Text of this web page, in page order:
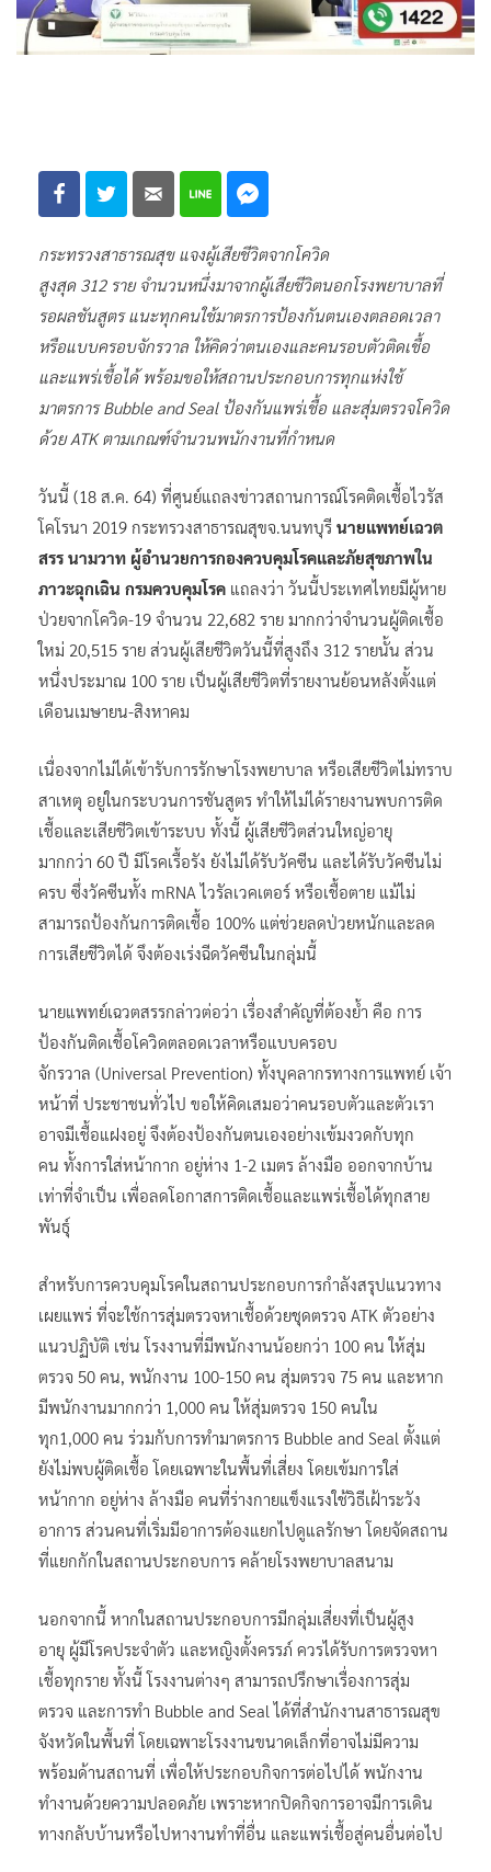
กระทรวงสาธารณสุข แจงผู้เสียชีวิตจากโควิด
สูงสุด 312 ราย จำนวนหนึ่งมาจากผู้เสียชีวิตนอกโรงพยาบาลที่
รอผลชันสูตร แนะทุกคนใช้มาตรการป้องกันตนเองตลอดเวลา
หรือแบบครอบจักรวาล ให้คิดว่าตนเองและคนรอบตัวติดเชื้อ
และแพร่เชื้อได้ พร้อมขอให้สถานประกอบการทุกแห่งใช้
มาตรการ Bubble and Seal ป้องกันแพร่เชื้อ และสุ่มตรวจโควิด
ด้วย ATK ตามเกณฑ์จำนวนพนักงานที่กำหนด
วันนี้ (18 ส.ค. 64) ที่ศูนย์แถลงข่าวสถานการณ์โรคติดเชื้อไวรัส
โคโรนา 2019 กระทรวงสาธารณสุขจ.นนทบุรี นายแพทย์เฉวต
สรร นามวาท ผู้อำนวยการกองควบคุมโรคและภัยสุขภาพใน
ภาวะฉุกเฉิน กรมควบคุมโรค แถลงว่า วันนี้ประเทศไทยมีผู้หาย
ป่วยจากโควิด-19 จำนวน 22,682 ราย มากกว่าจำนวนผู้ติดเชื้อ
ใหม่ 20,515 ราย ส่วนผู้เสียชีวิตวันนี้ที่สูงถึง 312 รายนั้น ส่วน
หนึ่งประมาณ 100 ราย เป็นผู้เสียชีวิตที่รายงานย้อนหลังตั้งแต่
เดือนเมษายน-สิงหาคม
เนื่องจากไม่ได้เข้ารับการรักษาโรงพยาบาล หรือเสียชีวิตไม่ทราบ
สาเหตุ อยู่ในกระบวนการชันสูตร ทำให้ไม่ได้รายงานพบการติด
เชื้อและเสียชีวิตเข้าระบบ ทั้งนี้ ผู้เสียชีวิตส่วนใหญ่อายุ
มากกว่า 60 ปี มีโรคเรื้อรัง ยังไม่ได้รับวัคซีน และได้รับวัคซีนไม่
ครบ ซึ่งวัคซีนทั้ง mRNA ไวรัลเวคเตอร์ หรือเชื้อตาย แม้ไม่
สามารถป้องกันการติดเชื้อ 100% แต่ช่วยลดป่วยหนักและลด
การเสียชีวิตได้ จึงต้องเร่งฉีดวัคซีนในกลุ่มนี้
นายแพทย์เฉวตสรรกล่าวต่อว่า เรื่องสำคัญที่ต้องย้ำ คือ การ
ป้องกันติดเชื้อโควิดตลอดเวลาหรือแบบครอบ
จักรวาล (Universal Prevention) ทั้งบุคลากรทางการแพทย์ เจ้า
หน้าที่ ประชาชนทั่วไป ขอให้คิดเสมอว่าคนรอบตัวและตัวเรา
อาจมีเชื้อแฝงอยู่ จึงต้องป้องกันตนเองอย่างเข้มงวดกับทุก
คน ทั้งการใส่หน้ากาก อยู่ห่าง 1-2 เมตร ล้างมือ ออกจากบ้าน
เท่าที่จำเป็น เพื่อลดโอกาสการติดเชื้อและแพร่เชื้อได้ทุกสาย
พันธุ์
สำหรับการควบคุมโรคในสถานประกอบการกำลังสรุปแนวทาง
เผยแพร่ ที่จะใช้การสุ่มตรวจหาเชื้อด้วยชุดตรวจ ATK ตัวอย่าง
แนวปฏิบัติ เช่น โรงงานที่มีพนักงานน้อยกว่า 100 คน ให้สุ่ม
ตรวจ 50 คน, พนักงาน 100-150 คน สุ่มตรวจ 75 คน และหาก
มีพนักงานมากกว่า 1,000 คน ให้สุ่มตรวจ 150 คนใน
ทุก1,000 คน ร่วมกับการทำมาตรการ Bubble and Seal ตั้งแต่
ยังไม่พบผู้ติดเชื้อ โดยเฉพาะในพื้นที่เสี่ยง โดยเข้มการใส่
หน้ากาก อยู่ห่าง ล้างมือ คนที่ร่างกายแข็งแรงใช้วิธีเฝ้าระวัง
อาการ ส่วนคนที่เริ่มมีอาการต้องแยกไปดูแลรักษา โดยจัดสถาน
ที่แยกกักในสถานประกอบการ คล้ายโรงพยาบาลสนาม
นอกจากนี้ หากในสถานประกอบการมีกลุ่มเสี่ยงที่เป็นผู้สูง
อายุ ผู้มีโรคประจำตัว และหญิงตั้งครรภ์ ควรได้รับการตรวจหา
เชื้อทุกราย ทั้งนี้ โรงงานต่างๆ สามารถปรึกษาเรื่องการสุ่ม
ตรวจ และการทำ Bubble and Seal ได้ที่สำนักงานสาธารณสุข
จังหวัดในพื้นที่ โดยเฉพาะโรงงานขนาดเล็กที่อาจไม่มีความ
พร้อมด้านสถานที่ เพื่อให้ประกอบกิจการต่อไปได้ พนักงาน
ทำงานด้วยความปลอดภัย เพราะหากปิดกิจการอาจมีการเดิน
ทางกลับบ้านหรือไปหางานทำที่อื่น และแพร่เชื้อสู่คนอื่นต่อไป